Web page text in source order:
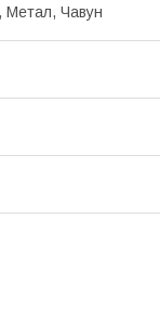
Метал, Чавун